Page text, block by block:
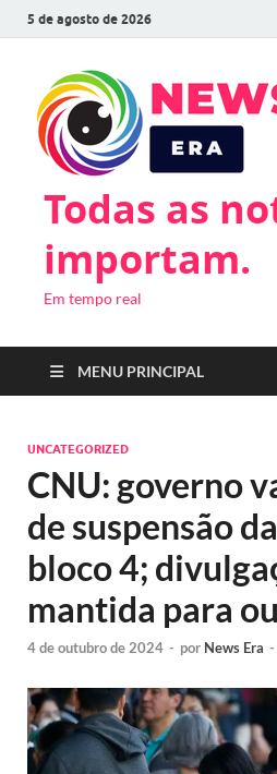
5 de agosto de 2026
Todas as
importam.
Em tempo real
MENU PRINCIPAL
UNCATEGORIZED
CNU: governo
de suspensão
bloco 4;
mantida para
4 de outubro de 2024 - por News Era -